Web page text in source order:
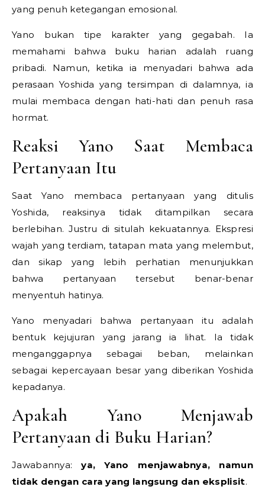
yang penuh ketegangan emosional.
Yano bukan tipe karakter yang gegabah. Ia
memahami bahwa buku harian adalah ruang
pribadi. Namun, ketika ia menyadari bahwa ada
perasaan Yoshida yang tersimpan di dalamnya, ia
mulai membaca dengan hati-hati dan penuh rasa
hormat.
Reaksi Yano Saat Membaca
Pertanyaan Itu
Saat Yano membaca pertanyaan yang ditulis
Yoshida, reaksinya tidak ditampilkan secara
berlebihan. Justru di situlah kekuatannya. Ekspresi
wajah yang terdiam, tatapan mata yang melembut,
dan sikap yang lebih perhatian menunjukkan
bahwa pertanyaan tersebut benar-benar
menyentuh hatinya.
Yano menyadari bahwa pertanyaan itu adalah
bentuk kejujuran yang jarang ia lihat. Ia tidak
menganggapnya sebagai beban, melainkan
sebagai kepercayaan besar yang diberikan Yoshida
kepadanya.
Apakah Yano Menjawab
Pertanyaan di Buku Harian?
Jawabannya:ya, Yano menjawabnya, namun
tidak dengan cara yang langsung dan eksplisit.